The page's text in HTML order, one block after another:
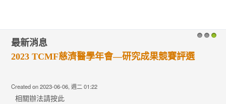
最新消息
2023 TCMF慈濟醫學年會—研究成果競賽評選
Created on 2023-06-06, 週二 01:22
相關辦法請按此